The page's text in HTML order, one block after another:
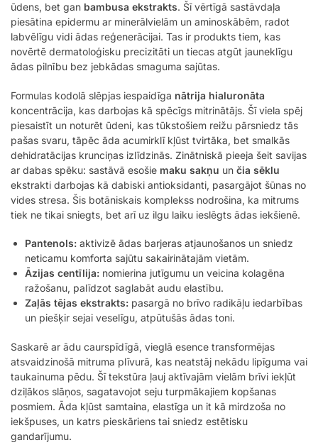
ūdens, bet gan bambusa ekstrakts. Šī vērtīgā sastāvdaļa
piesātina epidermu ar minerālvielām un aminoskābēm, radot
labvēlīgu vidi ādas reģenerācijai. Tas ir produkts tiem, kas
novērtē dermatoloģisku precizitāti un tiecas atgūt jauneklīgu
ādas pilnību bez jebkādas smaguma sajūtas.
Formulas kodolā slēpjas iespaidīga nātrija hialuronāta
koncentrācija, kas darbojas kā spēcīgs mitrinātājs. Šī viela spēj
piesaistīt un noturēt ūdeni, kas tūkstošiem reižu pārsniedz tās
pašas svaru, tāpēc āda acumirklī kļūst tvirtāka, bet smalkās
dehidratācijas krunciņas izlīdzinās. Zinātniskā pieeja šeit savijas
ar dabas spēku: sastāvā esošie maku sakņu un čia sēklu
ekstrakti darbojas kā dabiski antioksidanti, pasargājot šūnas no
vides stresa. Šis botāniskais komplekss nodrošina, ka mitrums
tiek ne tikai sniegts, bet arī uz ilgu laiku ieslēgts ādas iekšienē.
Pantenols: aktivizē ādas barjeras atjaunošanos un sniedz
neticamu komforta sajūtu sakairinātajām vietām.
Āzijas centīlija: nomierina jutīgumu un veicina kolagēna
ražošanu, palīdzot saglabāt audu elastību.
Zaļās tējas ekstrakts: pasargā no brīvo radikāļu iedarbības
un piešķir sejai veselīgu, atpūtušās ādas toni.
Saskarē ar ādu caurspīdīgā, vieglā esence transformējas
atsvaidzinošā mitruma plīvurā, kas neatstāj nekādu lipīguma vai
taukainuma pēdu. Šī tekstūra ļauj aktīvajām vielām brīvi iekļūt
dziļākos slāņos, sagatavojot seju turpmākajiem kopšanas
posmiem. Āda kļūst samtaina, elastīga un it kā mirdzoša no
iekšpuses, un katrs pieskāriens tai sniedz estētisku
gandarījumu.